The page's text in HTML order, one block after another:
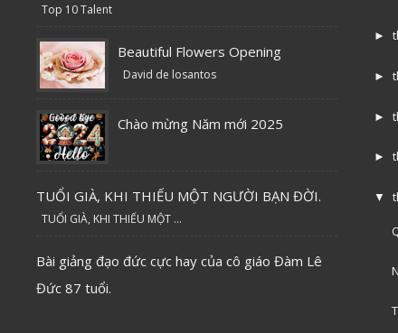
Top 10 Talent
Beautiful Flowers Opening
David de losantos
Chào mừng Năm mới 2025
TUỔI GIÀ, KHI THIẾU MỘT NGƯỜI BẠN ĐỜI.
TUỔI GIÀ, KHI THIẾU MỘT ...
Bài giảng đạo đức cực hay của cô giáo Đàm Lê
Đức 87 tuổi.
►
►
►
►
▼